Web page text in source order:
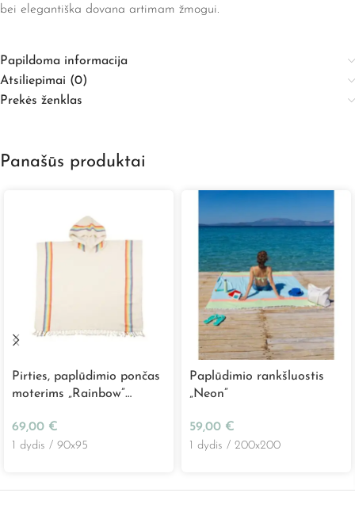
bei elegantiška dovana artimam žmogui.
Papildoma informacija
Atsiliepimai (0)
Prekės ženklas
Panašūs produktai
Pirties, paplūdimio pončas
moterims „Rainbow”
69,00 €
1 dydis / 90x95
Paplūdimio rankšluostis
„Neon”
59,00 €
1 dydis / 200x200